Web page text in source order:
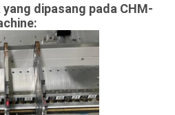
dipasang pada CHM-